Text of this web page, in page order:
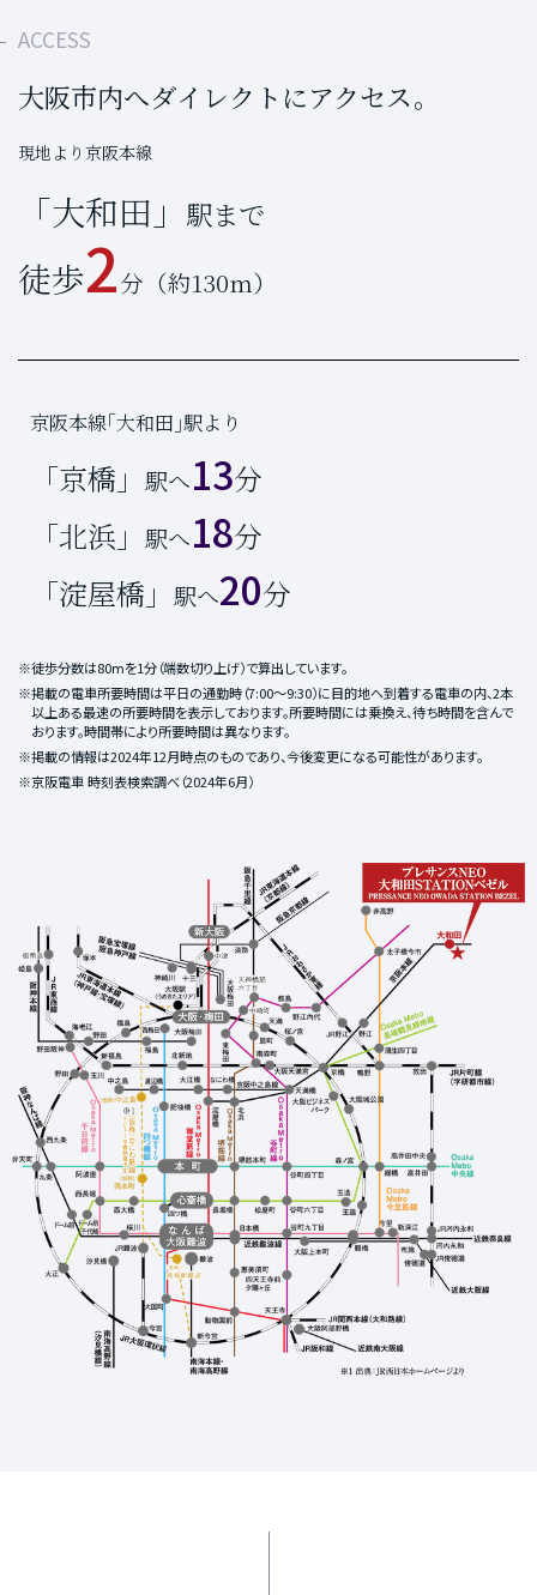
ACCESS
大阪市内へダイレクトにアクセス。
現地より京阪本線
「大和田」 駅まで
徒歩2分（約130m）
京阪本線｢大和田｣駅より
「京橋」 駅へ13分
「北浜」
駅へ18分
「淀屋橋」
駅へ20分
※徒歩分数は80ⅿを1分（端数切り上げ）で算出しています。
※掲載の電車所要時間は平日の通勤時（7:00〜9:30）に目的地へ到着する電車の内、2本
以上ある最速の所要時間を表示しております。所要時間には乗換え、待ち時間を含んで
おります。時間帯により所要時間は異なります。
※掲載の情報は2024年12月時点のものであり、今後変更になる可能性があります。
※京阪電車 時刻表検索調べ（2024年6月）